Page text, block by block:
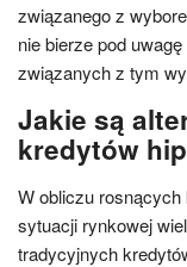
związanego z
nie bierze pod
związanych z tym
Jakie są
kredytów
W obliczu
sytuacji rynkowej
tradycyjnych